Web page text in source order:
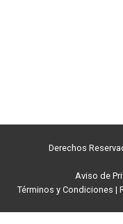
Derechos
Aviso de
Términos y Condiciones |